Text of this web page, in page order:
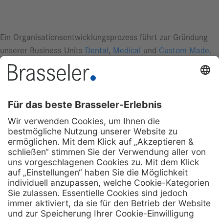
Ein Organisationsentwicklungsprozess führt zur Gründung
unserer Business Units Dental , Medical und Custom Made.
Die Bündelung der Kompetenzen von der Entwicklung,
Qualitätsprüfung, Produktmarketing und Vertrieb ermöglicht
Kundengruppen und mündet in verschiedenen
Geschäftsmodellen. Unsere langfristige Planung zahlt sich
aus und wir erzielen nachhaltiges, organisches Wachstum in
allen Geschäftsbereichen.